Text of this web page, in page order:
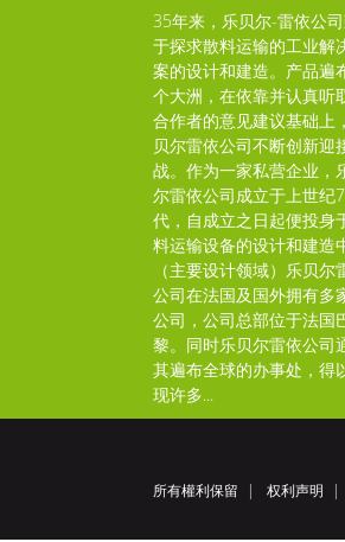
35年来，乐贝尔-雷依公
于探求散料运输的工业解
案的设计和建造。产品遍
个大洲，在依靠并认真听
合作者的意见建议基础上
贝尔雷依公司不断创新迎
战。作为一家私营企业，
尔雷依公司成立于上世纪
代，自成立之日起便投身
料运输设备的设计和建造
（主要设计领域）乐贝尔
公司在法国及国外拥有多
公司，公司总部位于法国
黎。同时乐贝尔雷依公司
其遍布全球的办事处，得
现许多...
所有權利保留 权利声明